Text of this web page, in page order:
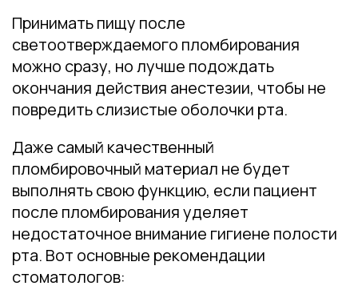
Принимать пищу после
светоотверждаемого пломбирования
можно сразу, но лучше подождать
окончания действия анестезии, чтобы не
повредить слизистые оболочки рта.
Даже самый качественный
пломбировочный материал не будет
выполнять свою функцию, если пациент
после пломбирования уделяет
недостаточное внимание гигиене полости
рта. Вот основные рекомендации
стоматологов: